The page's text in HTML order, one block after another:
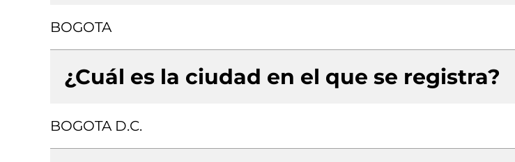
BOGOTA
¿Cuál es la ciudad en el que se registra?
BOGOTA D.C.